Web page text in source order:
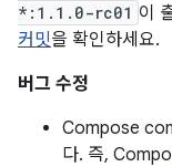
*:1.1.0-rc01 이
커밋을 확인하세요.
버그 수정
Compose
다. 즉,